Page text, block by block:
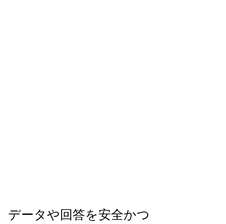
データや回答を安全かつ